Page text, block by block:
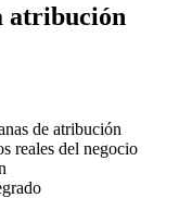
atribución
de atribución
reales del negocio